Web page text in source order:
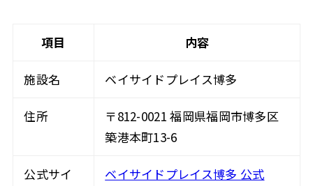
項目 内容
施設名 ベイサイドプレイス博多
住所
〒812-0021 福岡県福岡市博多区
築港本町13-6
公式サイ
ベイサイドプレイス博多 公式